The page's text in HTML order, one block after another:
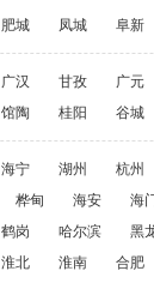
肥城 凤城 阜新
广汉 甘孜 广元
馆陶 桂阳 谷城
海宁 湖州 杭州
桦甸 海安 海
鹤岗 哈尔滨 黑
淮北 淮南 合肥